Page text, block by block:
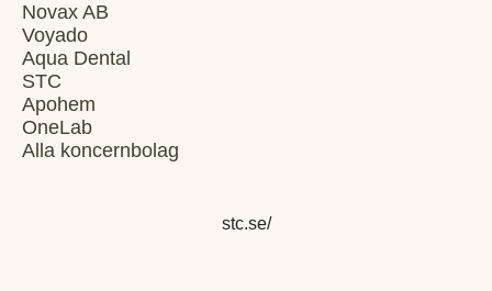
Novax AB
Voyado
Aqua Dental
STC
Apohem
OneLab
Alla koncernbolag
stc.se/